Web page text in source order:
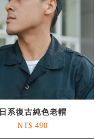
日系復古純色老帽
NT$ 490